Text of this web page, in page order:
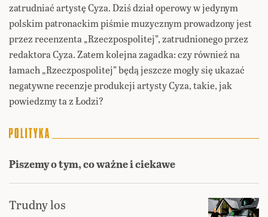
zatrudniać artystę Cyza. Dziś dział operowy w jedynym
polskim patronackim piśmie muzycznym prowadzony jest
przez recenzenta „Rzeczpospolitej”, zatrudnionego przez
redaktora Cyza. Zatem kolejna zagadka: czy również na
łamach „Rzeczpospolitej” będą jeszcze mogły się ukazać
negatywne recenzje produkcji artysty Cyza, takie, jak
powiedzmy ta z Łodzi?
Piszemy o tym, co ważne i ciekawe
Trudny los